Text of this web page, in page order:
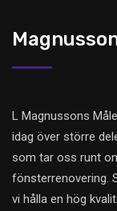
L Magnussons
idag över större
som tar oss runt
fönsterrenovering.
vi hålla en hög